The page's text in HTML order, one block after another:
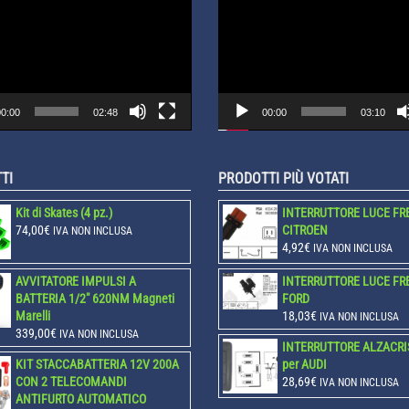
02:48 00:00 03:10
Kit di Skates (4 pz.)
74,00€ IVA NON INCLUSA
AVVITATORE IMPULSI A
BATTERIA 1/2" 620NM Magneti
Marelli
339,00€ IVA NON INCLUSA
KIT STACCABATTERIA 12V 200A
CON 2 TELECOMANDI
ANTIFURTO AUTOMATICO
PRODOTTI PIÙ VOTATI
INTERRUTTORE LUCE
CITROEN
4,92€ IVA NON INCLUSA
INTERRUTTORE LUCE
FORD
18,03€ IVA NON INCLUSA
INTERRUTTORE
per AUDI
28,69€ IVA NON INCLUSA